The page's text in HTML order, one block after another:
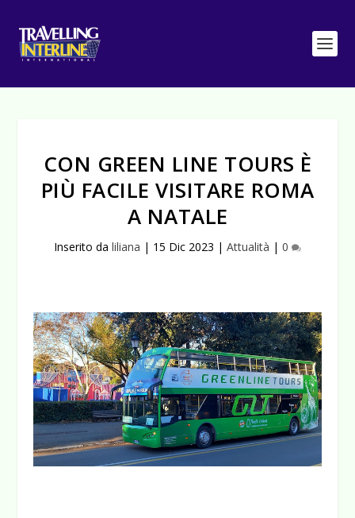
CON GREEN LINE TOURS È
PIÙ FACILE VISITARE ROMA
A NATALE
Inserito da liliana | 15 Dic 2023 | Attualità | 0